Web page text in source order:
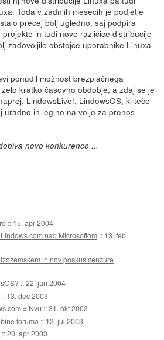
Toda v zadnjih mesecih je podjetje
precej bolj ugledno, saj podpira
in tudi nove različice distribucije
zadovoljile obstojče uporabnike Linuxa
ponudil možnost brezplačnega
kratko časovno obdobje, a zdaj se je
LindowsLive!, LindowsOS, ki teče
uradno in leglno na voljo za prenos
novo konkurenco ...
:: 15. apr 2004
nad Microsoftom :: 13. feb
in nov poskus cenzure
::22. jan 2004
:: 13. dec 2003
= Nvu ::31. okt 2003
foruma :: 13. jul 2003
::20. apr 2003